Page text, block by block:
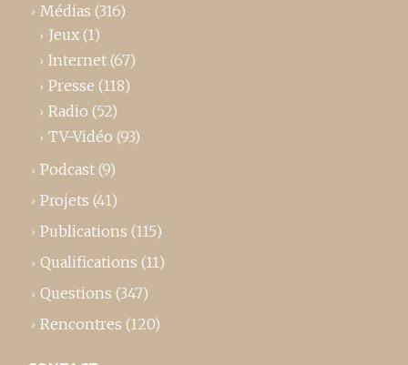
Médias (316)
Jeux (1)
Internet (67)
Presse (118)
Radio (52)
TV-Vidéo (93)
Podcast (9)
Projets (41)
Publications (115)
Qualifications (11)
Questions (347)
Rencontres (120)